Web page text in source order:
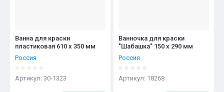
Ванна для краски
пластиковая 610 х 350 мм
Россия
Артикул: 30-1323
Ванночка для краски
"Шабашка" 150 x 290 мм
Россия
Артикул: 18268